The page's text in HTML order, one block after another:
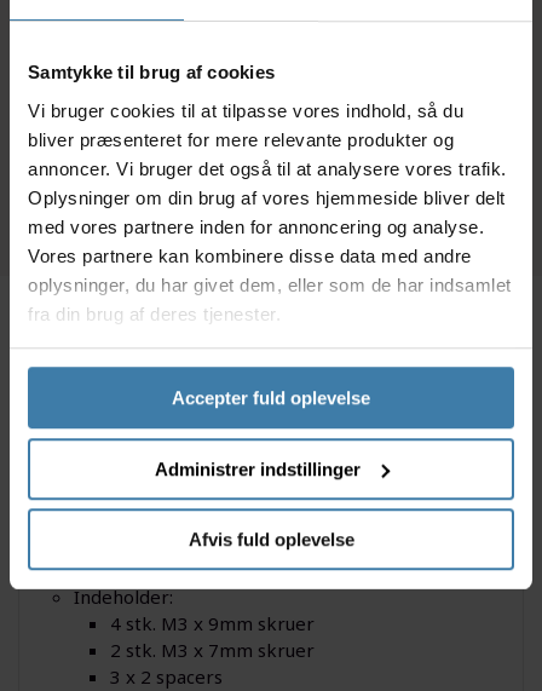
Samtykke til brug af cookies
Vi bruger cookies til at tilpasse vores indhold, så du
bliver præsenteret for mere relevante produkter og
annoncer. Vi bruger det også til at analysere vores trafik.
Oplysninger om din brug af vores hjemmeside bliver delt
med vores partnere inden for annoncering og analyse.
Vores partnere kan kombinere disse data med andre
oplysninger, du har givet dem, eller som de har indsamlet
fra din brug af deres tjenester.
Accepter fuld oplevelse
Administrer indstillinger
Afvis fuld oplevelse
Karamel/peanut - 60
15,00kr.
+10 på lager
cykelcomputer
+10 på lager
Beskrivelse Specifikationer
Dette beslag COBI.BIKE anvendes på standard
Specifikationer:
Bosch COBI.Bike adapter til computer
Passer til styrdiameter 25,4mm og op til 35,0mm
Indeholder:
4 stk. M3 x 9mm skruer
2 stk. M3 x 7mm skruer
3 x 2 spacers